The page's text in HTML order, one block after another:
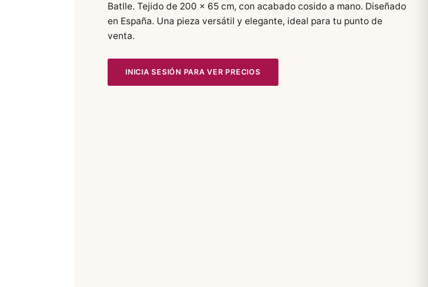
Batlle. Tejido de 200 × 65 cm, con acabado cosido a mano. Diseñado
en España. Una pieza versátil y elegante, ideal para tu punto de
venta.
INICIA SESIÓN PARA VER PRECIOS